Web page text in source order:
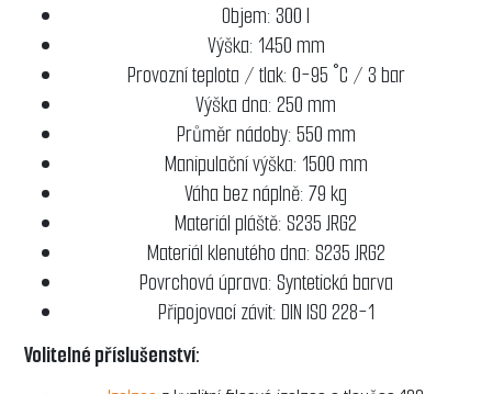
Objem: 300 l
Výška: 1450 mm
Provozní teplota / tlak: 0-95 °C / 3 bar
Výška dna: 250 mm
Průměr nádoby: 550 mm
Manipulační výška: 1500 mm
Váha bez náplně: 79 kg
Materiál pláště: S235 JRG2
Materiál klenutého dna: S235 JRG2
Povrchová úprava: Syntetická barva
Připojovací závit: DIN ISO 228-1
Volitelné příslušenství: